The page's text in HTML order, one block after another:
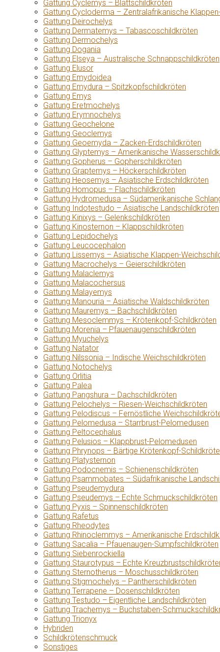
Gattung Cyclemys – Blattschildkröten
Gattung Cycloderma – Zentralafrikanische
Gattung Deirochelys
Gattung Dermatemys – Tabascoschildkröten
Gattung Dermochelys
Gattung Dogania
Gattung Elseya – Australische Schnappschildkröten
Gattung Elusor
Gattung Emydoidea
Gattung Emydura – Spitzkopfschildkröten
Gattung Emys
Gattung Eretmochelys
Gattung Erymnochelys
Gattung Geochelone
Gattung Geoclemys
Gattung Geoemyda – Zacken-Erdschildkröten
Gattung Glyptemys – Amerikanische
Gattung Gopherus – Gopherschildkröten
Gattung Graptemys – Höckerschildkröten
Gattung Heosemys – Asiatische Erdschildkröten
Gattung Homopus – Flachschildkröten
Gattung Hydromedusa – Südamerikanische
Gattung Indotestudo – Asiatische Landschildkröten
Gattung Kinixys – Gelenkschildkröten
Gattung Kinosternon – Klappschildkröten
Gattung Lepidochelys
Gattung Leucocephalon
Gattung Lissemys – Asiatische Klappen-
Gattung Macrochelys – Geierschildkröten
Gattung Malaclemys
Gattung Malacochersus
Gattung Malayemys
Gattung Manouria – Asiatische Waldschildkröten
Gattung Mauremys – Bachschildkröten
Gattung Mesoclemmys – Krötenkopf-Schildkröten
Gattung Morenia – Pfauenaugenschildkröten
Gattung Myuchelys
Gattung Natator
Gattung Nilssonia – Indische Weichschildkröten
Gattung Notochelys
Gattung Orlitia
Gattung Palea
Gattung Pangshura – Dachschildkröten
Gattung Pelochelys – Riesen-Weichschildkröten
Gattung Pelodiscus – Fernöstliche
Gattung Pelomedusa – Starrbrust-Pelomedusen
Gattung Peltocephalus
Gattung Pelusios – Klappbrust-Pelomedusen
Gattung Phrynops – Bärtige Krötenkopf-
Gattung Platysternon
Gattung Podocnemis – Schienenschildkröten
Gattung Psammobates – Südafrikanische
Gattung Pseudemydura
Gattung Pseudemys – Echte Schmuckschildkröten
Gattung Pyxis – Spinnenschildkröten
Gattung Rafetus
Gattung Rheodytes
Gattung Rhinoclemmys – Amerikanische
Gattung Sacalia – Pfauenaugen-Sumpfschildkröten
Gattung Siebenrockiella
Gattung Staurotypus – Echte
Gattung Sternotherus – Moschusschildkröten
Gattung Stigmochelys – Pantherschildkröten
Gattung Terrapene – Dosenschildkröten
Gattung Testudo – Eigentliche Landschildkröten
Gattung Trachemys – Buchstaben-
Gattung Trionyx
Hybriden
Schildkrötenschmuck
Sonstiges